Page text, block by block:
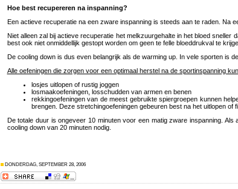
Hoe best recupereren na inspanning?
Een actieve recuperatie na een zware inspanning is steeds aan te raden. Na
Niet alleen zal bij actieve recuperatie het melkzuurgehalte in het bloed
best ook niet onmiddellijk gestopt worden om geen te felle bloeddrukval te
De cooling down is dus even belangrijk als de warming up. In vele sporten is
Alle oefeningen die zorgen voor een optimaal herstel na de sportinspanning
losjes uitlopen of rustig joggen
losmaakoefeningen, losschudden van armen en benen
rekkingoefeningen van de meest gebruikte spiergroepen kunnen
brengen. Deze stretchingoefeningen gebeuren best na het uitlopen of
De totale duur is ongeveer 10 minuten voor een matig zware inspanning.
cooling down van 20 minuten nodig.
DONDERDAG, SEPTEMBER 28, 2006